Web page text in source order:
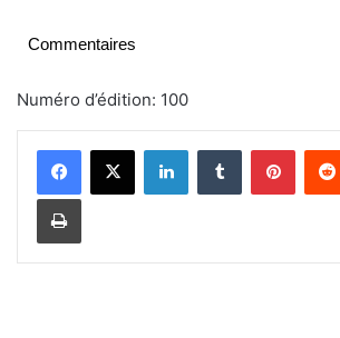
Commentaires
Numéro d’édition: 100